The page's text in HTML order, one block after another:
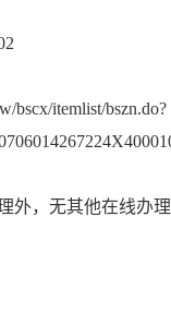
bscx/itemlist/bszn.do?
外，无其他在线办